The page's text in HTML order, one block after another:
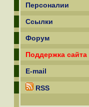
Персоналии
Ссылки
Форум
Поддержка сайта
E-mail
RSS